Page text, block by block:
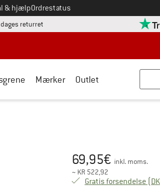
& hjælpOrdrestatus
returret Gå til returretten her Åbnes i en
Mærker Outlet
Pris:
69,95€ inkl. moms.
~ KR 522,92
Gratis forsendelse